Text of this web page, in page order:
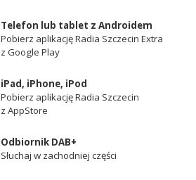
Telefon lub tablet z Androidem
Pobierz aplikację Radia Szczecin Extra
z Google Play
iPad, iPhone, iPod
Pobierz aplikację Radia Szczecin
z AppStore
Odbiornik DAB+
Słuchaj w zachodniej części